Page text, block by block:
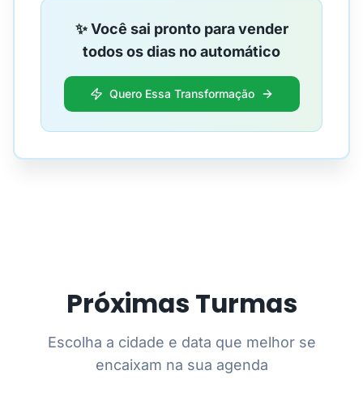
✨ Você sai pronto para vender
todos os dias no automático
Quero Essa Transformação
Próximas Turmas
Escolha a cidade e data que melhor se
encaixam na sua agenda